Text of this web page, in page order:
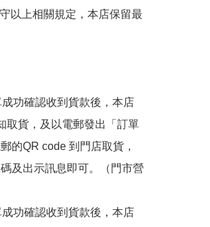
以上相關規定，本店保留最
功確認收到貨款後，本店
取貨，及以電郵發出「訂單
的QR code 到門店取貨，
及出示訊息即可。（門市營
功確認收到貨款後，本店